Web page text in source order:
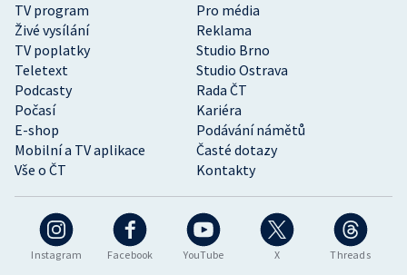
Instagram Facebook YouTube X Threads
TV program
Pro média
Živé vysílání
Reklama
TV poplatky
Studio Brno
Teletext
Studio Ostrava
Podcasty
Rada ČT
Počasí
Kariéra
E-shop
Podávání námětů
Mobilní a TV aplikace
Časté dotazy
Vše o ČT
Kontakty